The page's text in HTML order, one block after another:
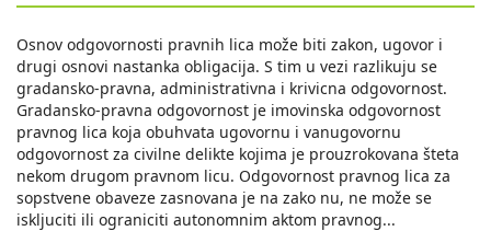
Osnov odgovornosti pravnih lica može biti zakon, ugovor i
drugi osnovi nastanka obligacija. S tim u vezi razlikuju se
gradansko-pravna, administrativna i krivicna odgovornost.
Gradansko-pravna odgovornost je imovinska odgovornost
pravnog lica koja obuhvata ugovornu i vanugovornu
odgovornost za civilne delikte kojima je prouzrokovana šteta
nekom drugom pravnom licu. Odgovornost pravnog lica za
sopstvene obaveze zasnovana je na zako nu, ne može se
iskljuciti ili ograniciti autonomnim aktom pravnog...